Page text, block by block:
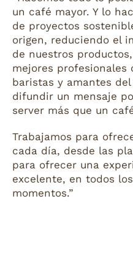
un café mayor. Y lo
de proyectos
origen, reduciendo el
de nuestros
mejores profesionales
baristas y amantes
difundir un mensaje
server más que un
Trabajamos para
cada día, desde las
para ofrecer una
excelente, en todos
momentos.”